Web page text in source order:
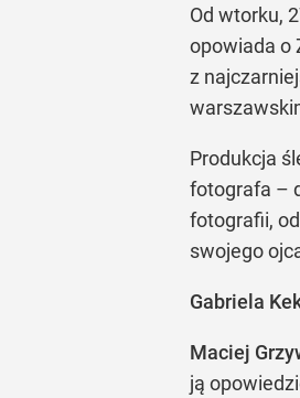
Od wtorku,
opowiada o
z
Produkcja
fotografa –
fotografii,
swojego
Gabriela
Maciej
ją